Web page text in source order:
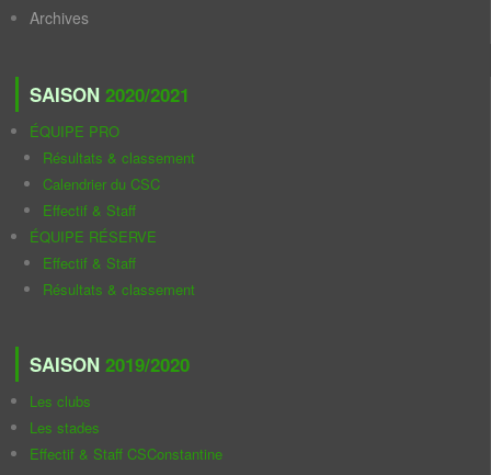
Archives
SAISON 2020/2021
ÉQUIPE PRO
Résultats & classement
Calendrier du CSC
Effectif & Staff
ÉQUIPE RÉSERVE
Effectif & Staff
Résultats & classement
SAISON 2019/2020
Les clubs
Les stades
Effectif & Staff CSConstantine